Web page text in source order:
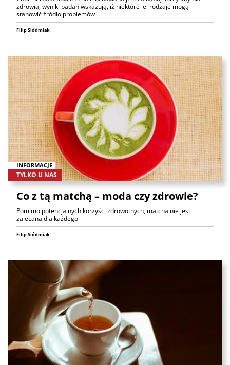
zdrowia, wyniki badań wskazują, iż niektóre jej rodzaje mogą
stanowić źródło problemów
Filip Siódmiak
INFORMACJE
TYLKO U NAS
Co z tą matchą – moda czy zdrowie?
Pomimo potencjalnych korzyści zdrowotnych, matcha nie jest
zalecana dla każdego
Filip Siódmiak